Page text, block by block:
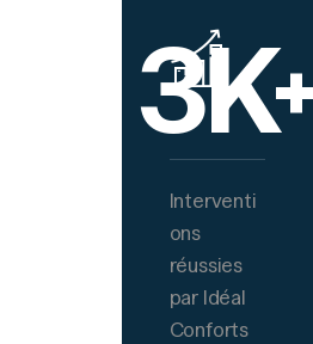
3
Interventi
ons
réussies
par Idéal
Conforts